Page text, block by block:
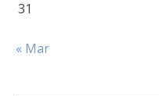
31
« Mar